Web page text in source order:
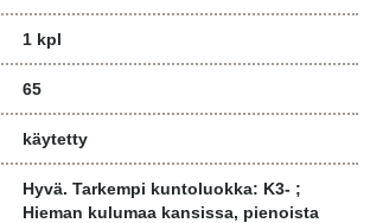
1 kpl
65
käytetty
Hyvä. Tarkempi kuntoluokka: K3- ;
Hieman kulumaa kansissa, pienoista